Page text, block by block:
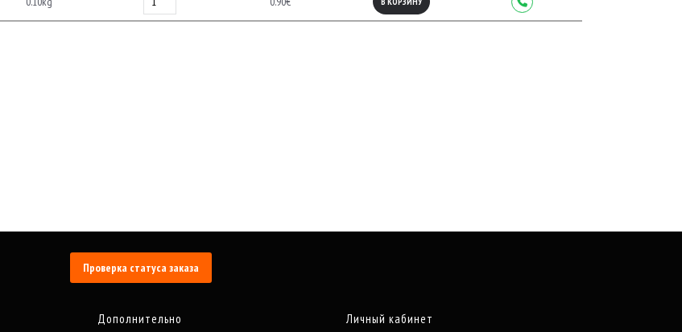
Проверка статуса заказа
Дополнительно Личный кабинет